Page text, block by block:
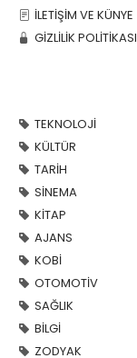
İLETİŞİM VE KÜNYE
GİZLİLİK POLİTİKASI
TEKNOLOJİ
KÜLTÜR
TARİH
SİNEMA
KİTAP
AJANS
KOBİ
OTOMOTİV
SAĞLIK
BİLGİ
ZODYAK